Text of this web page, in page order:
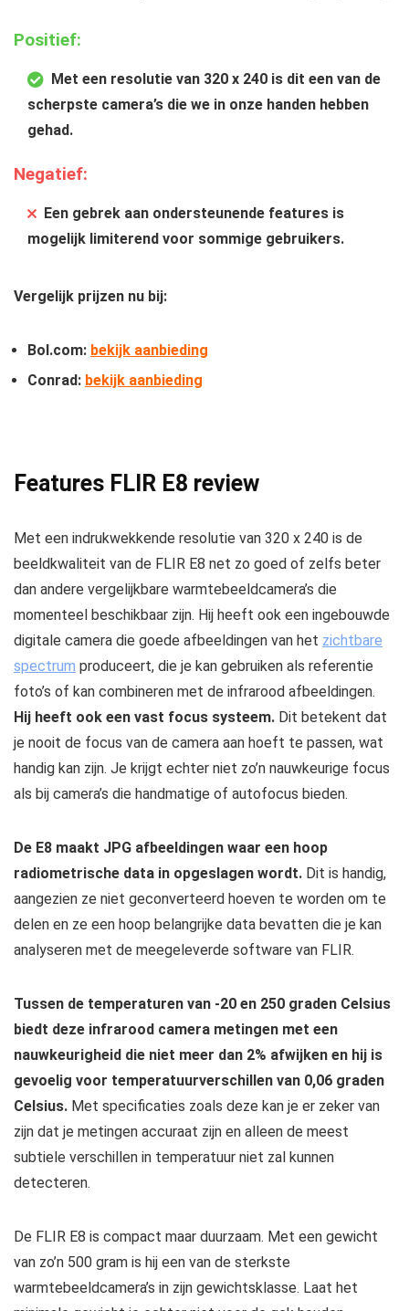
Positief:
Met een resolutie van 320 x 240 is dit een van de
scherpste camera’s die we in onze handen hebben
gehad.
Negatief:
Een gebrek aan ondersteunende features is
mogelijk limiterend voor sommige gebruikers.
Vergelijk prijzen nu bij:
Bol.com: bekijk aanbieding
Conrad: bekijk aanbieding
Features FLIR E8 review
Met een indrukwekkende resolutie van 320 x 240 is de
beeldkwaliteit van de FLIR E8 net zo goed of zelfs beter
dan andere vergelijkbare warmtebeeldcamera’s die
momenteel beschikbaar zijn. Hij heeft ook een ingebouwde
digitale camera die goede afbeeldingen van het zichtbare
spectrum produceert, die je kan gebruiken als referentie
foto’s of kan combineren met de infrarood afbeeldingen.
Hij heeft ook een vast focus systeem. Dit betekent dat
je nooit de focus van de camera aan hoeft te passen, wat
handig kan zijn. Je krijgt echter niet zo’n nauwkeurige focus
als bij camera’s die handmatige of autofocus bieden.
De E8 maakt JPG afbeeldingen waar een hoop
radiometrische data in opgeslagen wordt. Dit is handig,
aangezien ze niet geconverteerd hoeven te worden om te
delen en ze een hoop belangrijke data bevatten die je kan
analyseren met de meegeleverde software van FLIR.
Tussen de temperaturen van -20 en 250 graden Celsius
biedt deze infrarood camera metingen met een
nauwkeurigheid die niet meer dan 2% afwijken en hij is
gevoelig voor temperatuurverschillen van 0,06 graden
Celsius. Met specificaties zoals deze kan je er zeker van
zijn dat je metingen accuraat zijn en alleen de meest
subtiele verschillen in temperatuur niet zal kunnen
detecteren.
De FLIR E8 is compact maar duurzaam. Met een gewicht
van zo’n 500 gram is hij een van de sterkste
warmtebeeldcamera’s in zijn gewichtsklasse. Laat het